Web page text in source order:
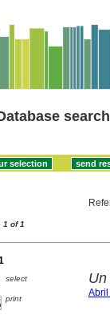
search
1 of 1
select
print
Abril